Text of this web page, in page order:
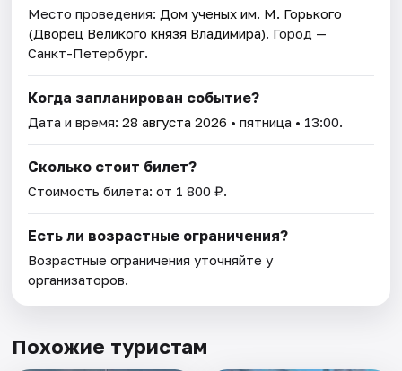
Место проведения: Дом ученых им. М. Горького
(Дворец Великого князя Владимира). Город —
Санкт-Петербург.
Когда запланирован событие?
Дата и время:28 августа 2026 • пятница • 13:00.
Сколько стоит билет?
Стоимость билета: от 1 800 ₽.
Есть ли возрастные ограничения?
Возрастные ограничения уточняйте у
организаторов.
Похожие туристам